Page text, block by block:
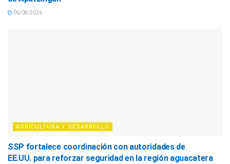
06/08/2026
AGRICULTURA Y DESARROLLO
SSP fortalece coordinación con autoridades de
EE.UU. para reforzar seguridad en la región aguacatera